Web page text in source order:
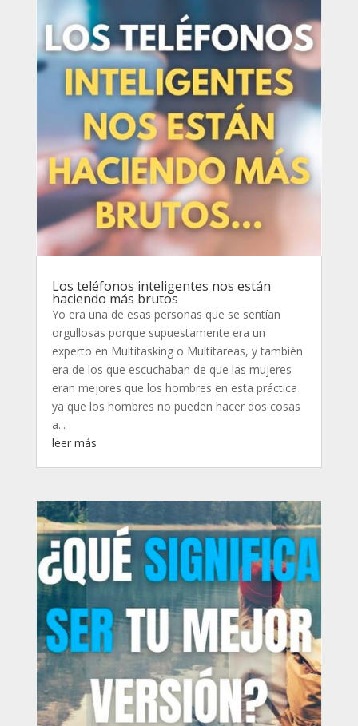
Los teléfonos inteligentes nos están
haciendo más brutos
Yo era una de esas personas que se sentían
orgullosas porque supuestamente era un
experto en Multitasking o Multitareas, y también
era de los que escuchaban de que las mujeres
eran mejores que los hombres en esta práctica
ya que los hombres no pueden hacer dos cosas
a...
leer más